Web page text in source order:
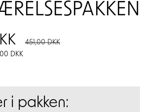
451,00 DKK
DKK
i pakken: